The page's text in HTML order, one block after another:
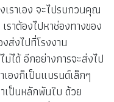
เราเอง จะไปรบกวนคุณ
ราต้องไปหาช่องทางของ
งส่งไปที่โรงงาน
ได้ อีกอย่างการจะส่งไป
องก็เป็นแบรนด์เล็กๆ
เป็นหลักพันใบ ด้วย